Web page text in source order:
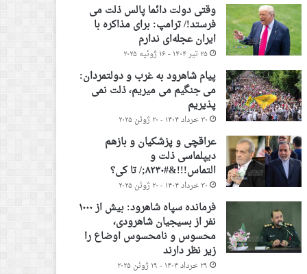
وقتی دولت دائما پالس ذلت می
فرستد!/ ترامپ: برای مذاکره با
ایران عجله‌ای ندارم
۲۵ تیر ۱۴۰۴ - ۱۶ ژوئیه ۲۰۲۵
پیام شاهرود به غرب و دولتمردان:
می جنگیم می میریم، ذلت نمی
پذیریم
۳۰ خرداد ۱۴۰۴ - ۲۰ ژوئن ۲۰۲۵
عراقچی و پزشکیان و بازهم
دیپلماسی ذلت و
التماس!!!&#۸۲۳۰;/ تا کی؟
۳۰ خرداد ۱۴۰۴ - ۲۰ ژوئن ۲۰۲۵
فرمانده سپاه شاهرود: بیش از ۱۰۰۰
نفر از بسیجیان شاهرودی،
محسوس و نامحسوس اوضاع را
زیر نظر دارند
۲۹ خرداد ۱۴۰۴ - ۱۹ ژوئن ۲۰۲۵